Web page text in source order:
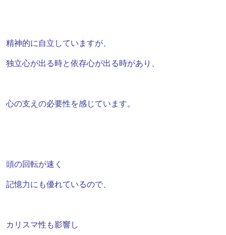
精神的に自立していますが、
独立心が出る時と依存心が出る時があり、
心の支えの必要性を感じています。
頭の回転が速く
記憶力にも優れているので、
カリスマ性も影響し